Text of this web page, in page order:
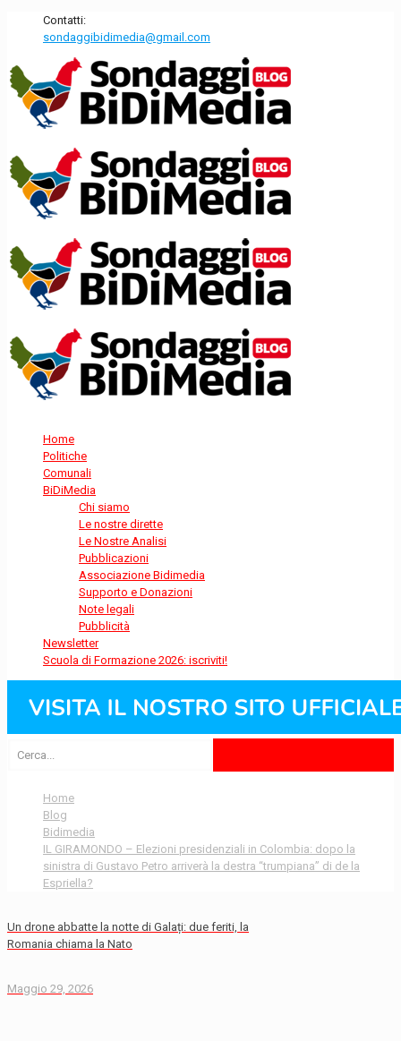
Contatti:
sondaggibidimedia@gmail.com
Home
Politiche
Comunali
BiDiMedia
Chi siamo
Le nostre dirette
Le Nostre Analisi
Pubblicazioni
Associazione Bidimedia
Supporto e Donazioni
Note legali
Pubblicità
Newsletter
Scuola di Formazione 2026: iscriviti!
Home
Blog
Bidimedia
IL GIRAMONDO – Elezioni presidenziali in Colombia: dopo la
sinistra di Gustavo Petro arriverà la destra “trumpiana” di de la
Espriella?
Un drone abbatte la notte di Galați: due feriti, la
Romania chiama la Nato
Maggio 29, 2026